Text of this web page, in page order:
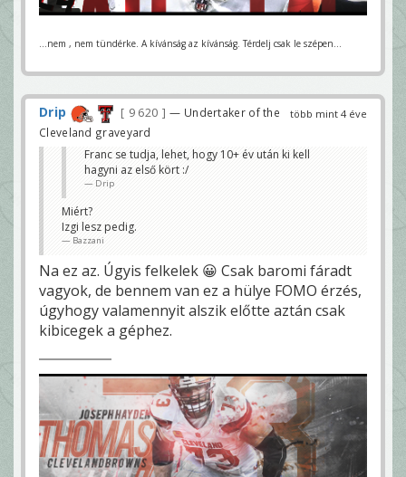
...nem , nem tündérke. A kívánság az kívánság. Térdelj csak le szépen...
több mint 4 éve
Drip 9 620
— Undertaker of the
Cleveland graveyard
Franc se tudja, lehet, hogy 10+ év után ki kell
hagyni az első kört :/
Drip
Miért?
Izgi lesz pedig.
Bazzani
Na ez az. Úgyis felkelek 😀 Csak baromi fáradt
vagyok, de bennem van ez a hülye FOMO érzés,
úgyhogy valamennyit alszik előtte aztán csak
kibicegek a géphez.